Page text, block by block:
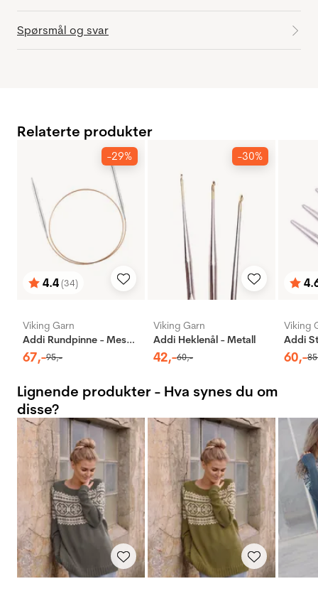
Spørsmål og svar
Relaterte produkter
-29%
Karakter:
4.4(34)
av 5 mulige
Viking Garn
Addi Rundpinne - Messing
67,-95,-
-30%
Viking Garn
Addi Heklenål - Metall
42,-60,-
av 5
Viking
60,-85
Lignende produkter - Hva synes du om
disse?